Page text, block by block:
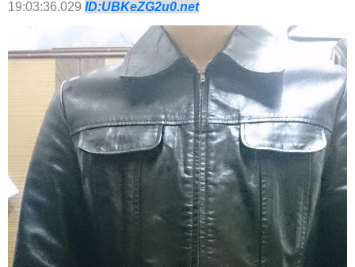
19:03:36.029 ID:UBKeZG2u0.net